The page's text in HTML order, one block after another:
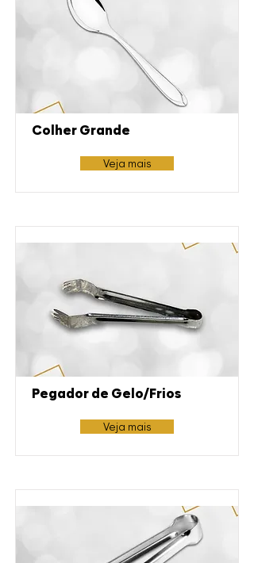
Colher Grande
Veja mais
Pegador de Gelo/Frios
Veja mais